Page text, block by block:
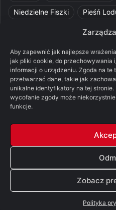
Aby zapewnić jak najlepsze
jak pliki cookie, do przechowywania
informacji o urządzeniu. Zgoda na te
przetwarzać dane, takie jak
unikalne identyfikatory na tej
wycofanie zgody może
funkcje.
Zobacz
Polityka
Niedzielne Fiszki
Pieśń
Pquelim
recenzja książki
Ród
Starcie Królów
Star Wars
Tolkienowskie Q&A
Voo
© Copyright 2026, All
X